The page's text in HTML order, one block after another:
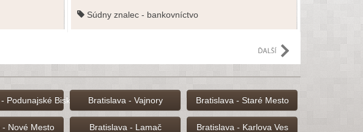
Súdny znalec - bankovníctvo
Podunajské BiskupiceBratislava - Vajnory Bratislava - Staré Mesto
- Nové Mesto Bratislava - Lamač Bratislava - Karlova Ves